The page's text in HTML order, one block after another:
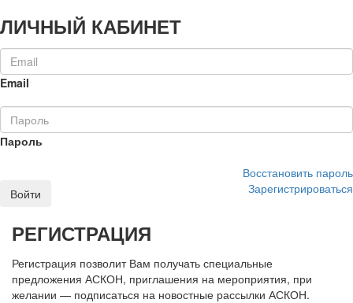
ЛИЧНЫЙ КАБИНЕТ
Email
Пароль
Восстановить пароль
Войти
Зарегистрироваться
РЕГИСТРАЦИЯ
Регистрация позволит Вам получать специальные
предложения АСКОН, приглашения на мероприятия, при
желании — подписаться на новостные рассылки АСКОН.